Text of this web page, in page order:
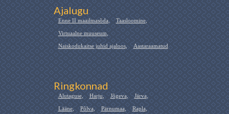
Ajalugu
Enne II maailmasõda, Taasloomine,
Virtuaalne muuseum,
Naiskodukaitse juhid ajaloos, Aastaraamatud
Ringkonnad
Alutaguse, Harju, Jõgeva, Järva,
Lääne, Põlva, Pärnumaa, Rapla,